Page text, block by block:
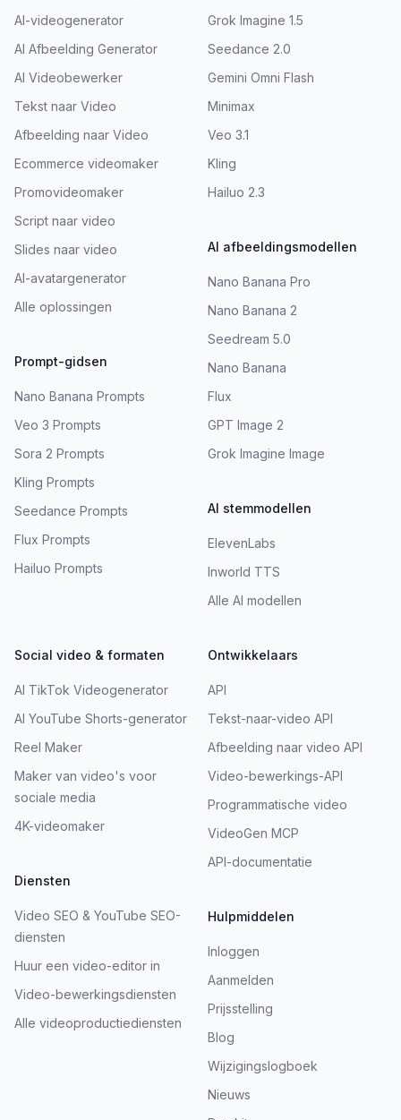
AI-videogenerator
AI Afbeelding Generator
AI Videobewerker
Tekst naar Video
Afbeelding naar Video
Ecommerce videomaker
Promovideomaker
Script naar video
Slides naar video
AI-avatargenerator
Alle oplossingen
Prompt-gidsen
Nano Banana Prompts
Veo 3 Prompts
Sora 2 Prompts
Kling Prompts
Seedance Prompts
Flux Prompts
Hailuo Prompts
Grok Imagine 1.5
Seedance 2.0
Gemini Omni Flash
Minimax
Veo 3.1
Kling
Hailuo 2.3
AI afbeeldingsmodellen
Nano Banana Pro
Nano Banana 2
Seedream 5.0
Nano Banana
Flux
GPT Image 2
Grok Imagine Image
AI stemmodellen
ElevenLabs
Inworld TTS
Alle AI modellen
Social video & formaten
AI TikTok Videogenerator
AI YouTube Shorts-generator
Reel Maker
Maker van video's voor
sociale media
4K-videomaker
Diensten
Video SEO & YouTube SEO-
diensten
Huur een video-editor in
Video-bewerkingsdiensten
Alle videoproductiediensten
Ontwikkelaars
API
Tekst-naar-video API
Afbeelding naar video API
Video-bewerkings-API
Programmatische video
VideoGen MCP
API-documentatie
Hulpmiddelen
Inloggen
Aanmelden
Prijsstelling
Blog
Wijzigingslogboek
Nieuws